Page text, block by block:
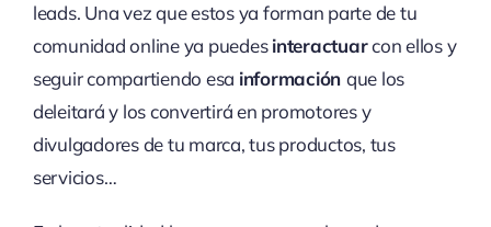
leads. Una vez que estos ya forman parte de tu
comunidad online ya puedesinteractuarcon ellos y
seguir compartiendo esa información que los
deleitará y los convertirá en promotores y
divulgadores de tu marca, tus productos, tus
servicios…